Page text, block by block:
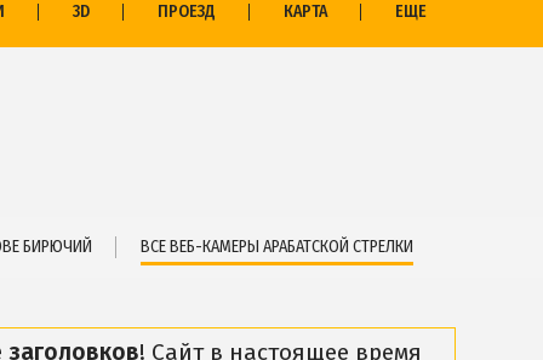
ЭКСКУРСИИ И МАРШРУТЫ
Остров Бирючий
3D ПРОЕЗД КАРТА ЕЩЕ
БИРЮЧИЙ ВСЕ ВЕБ-КАМЕРЫ АРАБАТСКОЙ СТРЕЛКИ
! Сайт в настоящее время